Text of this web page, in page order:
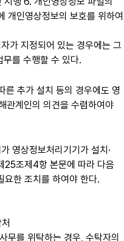
개인영상정보의 보호를 위하여
가 지정되어 있는 경우에는 그
를 수행할 수 있다.
른 추가 설치 등의 경우에도 영
관계인의 의견을 수렴하여야
영상정보처리기기가 설치·
25조제4항 본문에 따라 다음
요한 조치를 하여야 한다.
무를 위탁하는 경우, 수탁자의